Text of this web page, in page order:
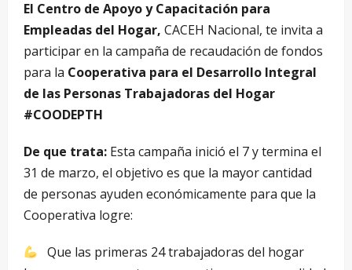
El Centro de Apoyo y Capacitación para
Empleadas del Hogar, CACEH Nacional, te invita a
participar en la campaña de recaudación de fondos
para la Cooperativa para el Desarrollo Integral
de las Personas Trabajadoras del Hogar
#COODEPTH
De que trata: Esta campaña inició el 7 y termina el
31 de marzo, el objetivo es que la mayor cantidad
de personas ayuden económicamente para que la
Cooperativa logre:
Que las primeras 24 trabajadoras del hogar